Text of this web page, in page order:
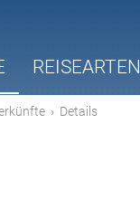
REISEARTEN
› Details